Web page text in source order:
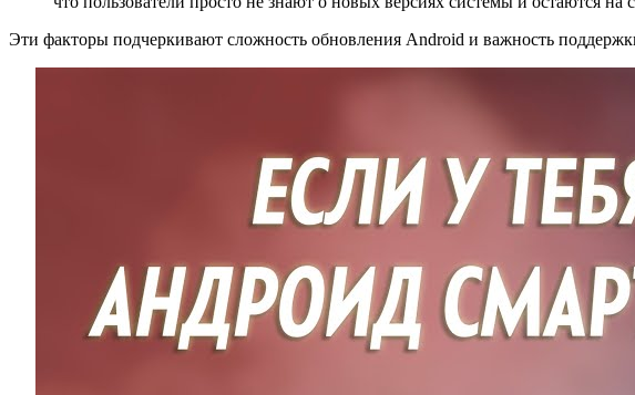
Эти факторы подчеркивают сложность обновления Android и важность